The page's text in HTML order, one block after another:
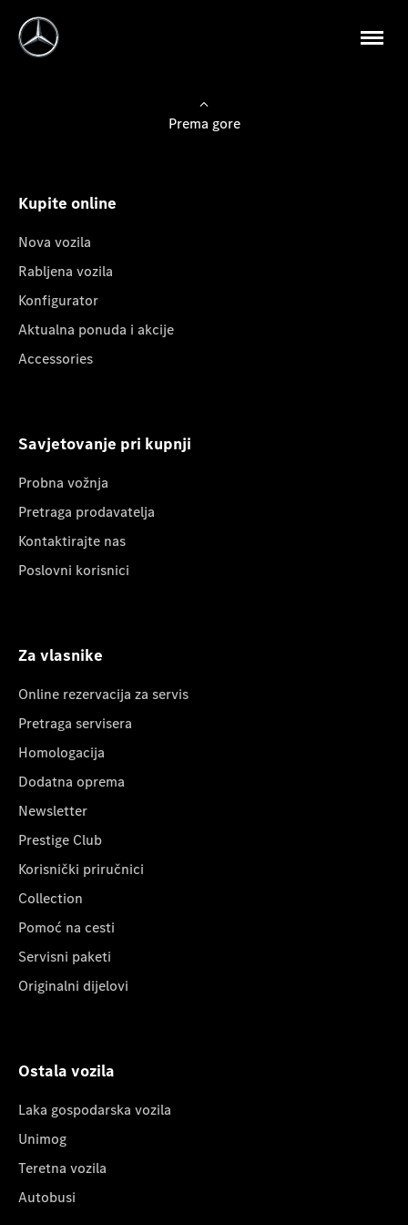
Prema gore
Kupite online
Nova vozila
Rabljena vozila
Konfigurator
Aktualna ponuda i akcije
Accessories
Savjetovanje pri kupnji
Probna vožnja
Pretraga prodavatelja
Kontaktirajte nas
Poslovni korisnici
Za vlasnike
Online rezervacija za servis
Pretraga servisera
Homologacija
Dodatna oprema
Newsletter
Prestige Club
Korisnički priručnici
Collection
Pomoć na cesti
Servisni paketi
Originalni dijelovi
Ostala vozila
Laka gospodarska vozila
Unimog
Teretna vozila
Autobusi